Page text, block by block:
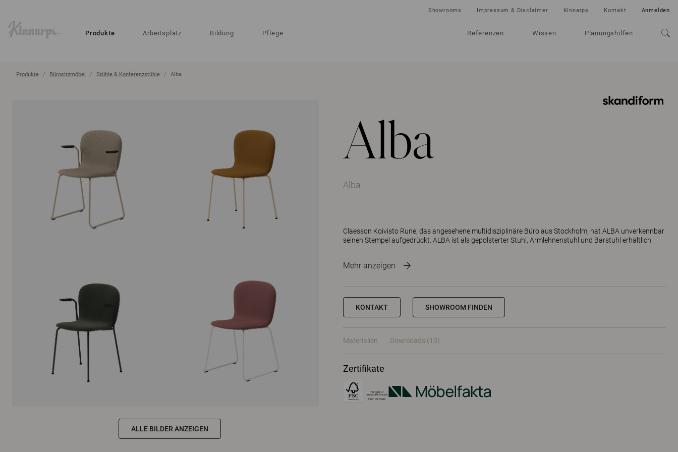
Produkte Arbeitsplatz Bildung Pflege Referenzen Wissen Planungshilfen
Showrooms Impressum & Disclaimer Kinnarps Kontakt Anmelden
Produkte Bürositzmöbel Stühle & Konferenzstühle Alba
Alba
Alba
Claesson Koivisto Rune, das angesehene multidisziplinäre Büro aus Stockholm, hat ALBA unverkennbar
seinen Stempel aufgedrückt. ALBA ist als gepolsterter Stuhl, Armlehnenstuhl und Barstuhl erhältlich.
Mehr anzeigen
KONTAKT SHOWROOM FINDEN
Materialien Downloads (10)
Zertifikate
ALLE BILDER ANZEIGEN